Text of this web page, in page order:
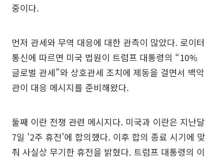
중이다.
먼저 관세와 무역 대응에 대한 관측이 많았다. 로이터
통신에 따르면 미국 법원이 트럼프 대통령의 “10%
글로벌 관세”와 상호관세 조치에 제동을 걸면서 백악
관이 대응 메시지를 준비해왔다.
둘째 이란 전쟁 관련 메시지다. 미국과 이란은 지난달
7일 '2주 휴전'에 합의했다. 이후 합의 종료 시기에 맞
춰 사실상 무기한 휴전을 밝혔다. 트럼프 대통령의 이